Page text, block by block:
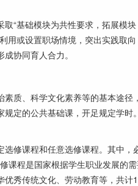
“基础模块为共性要求，拓展模块
用或设置职场情境，突出实践取
协同育人合力。
质、科学文化素养等的基本途径
定的公共基础课，开足规定学时
修课程和任意选修课程。其中，
课程是国家根据学生职业发展的
秀传统文化、劳动教育等，共计